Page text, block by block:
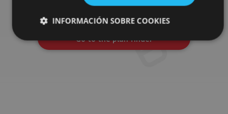
events in the calendar.
Go to the plan finder
INFORMACIÓN SOBRE COOKIES